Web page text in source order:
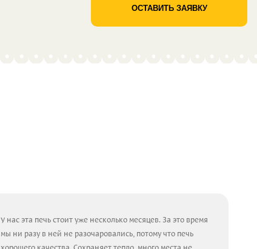
ОСТАВИТЬ ЗАЯВКУ
У нас эта печь стоит уже несколько месяцев. За это время
мы ни разу в ней не разочаровались, потому что печь